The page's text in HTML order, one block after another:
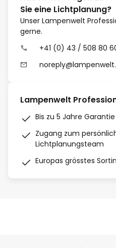
Sie eine Lichtplanung?
Unser Lampenwelt
gerne.
+41 (0) 43 / 508 80
Lampenwelt
Bis zu 5 Jahre Garantie
Zugang zum
Lichtplanungsteam
Europas grösstes